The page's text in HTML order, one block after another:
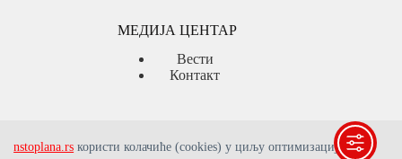
nstoplana.rs користи колачиће (cookies) у циљу оптимизације
МЕДИЈА ЦЕНТАР
Вести
Контакт